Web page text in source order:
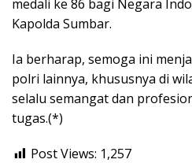
medali ke 86 bagi Negara
Kapolda Sumbar.
Ia berharap, semoga ini
polri lainnya, khususnya di
selalu semangat dan
tugas.(*)
Post Views: 1,257